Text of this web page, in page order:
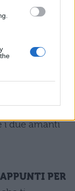
le ancelle
il quale corre
ormai
a sentire
desidera
Poi
questo
i due amanti
PER